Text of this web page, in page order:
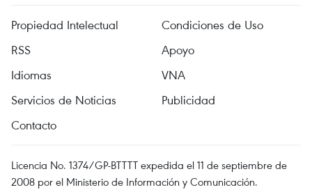
Propiedad Intelectual
Condiciones de Uso
RSS
Apoyo
Idiomas
VNA
Servicios de Noticias
Publicidad
Contacto
Licencia No. 1374/GP-BTTTT expedida el 11 de septiembre de
2008 por el Ministerio de Información y Comunicación.